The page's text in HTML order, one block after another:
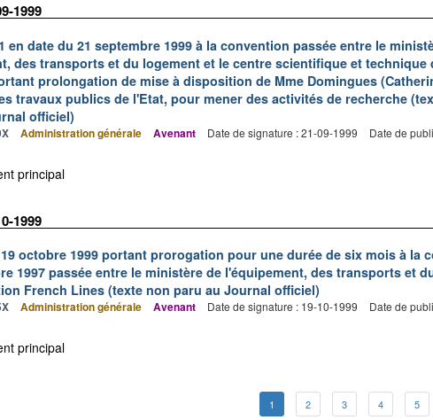
1999
en date du 21 septembre 1999 à la convention passée entre le
des transports et du logement et le centre scientifique et technique
prolongation de mise à disposition de Mme Domingues
travaux publics de l'Etat, pour mener des activités de recherche
officiel)
Administration générale Avenant Date de signature : 21-09-1999
Date de
principal
1999
octobre 1999 portant prorogation pour une durée de six mois à la
1997 passée entre le ministère de l'équipement, des transports et
French Lines (texte non paru au Journal officiel)
Administration générale Avenant Date de signature : 19-10-1999
Date de
principal
1 2 3 4 5